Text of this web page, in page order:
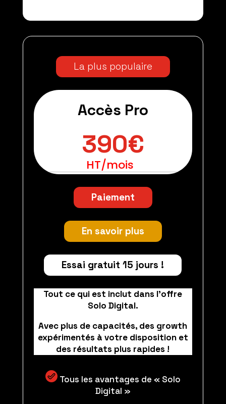
La plus populaire
Accès Pro
390€
HT/mois
Paiement
En savoir plus
Essai gratuit 15 jours !
Tout ce qui est inclut dans l’offre
Solo Digital.
Avec plus de capacités, des growth
expérimentés à votre disposition et
des résultats plus rapides !
Tous les avantages de « Solo
Digital »